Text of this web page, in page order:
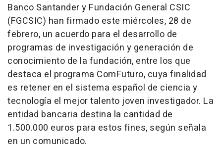
Banco Santander y Fundación General CSIC
(FGCSIC) han firmado este miércoles, 28 de
febrero, un acuerdo para el desarrollo de
programas de investigación y generación de
conocimiento de la fundación, entre los que
destaca el programa ComFuturo, cuya finalidad
es retener en el sistema español de ciencia y
tecnología el mejor talento joven investigador. La
entidad bancaria destina la cantidad de
1.500.000 euros para estos fines, según señala
en un comunicado.